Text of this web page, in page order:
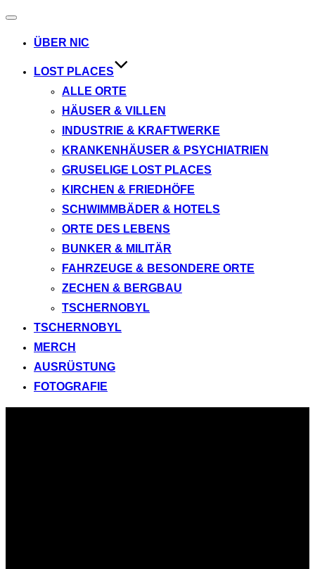
Navigation
ÜBER NIC
LOST PLACES
ALLE ORTE
HÄUSER & VILLEN
INDUSTRIE & KRAFTWERKE
KRANKENHÄUSER & PSYCHIATRIEN
GRUSELIGE LOST PLACES
KIRCHEN & FRIEDHÖFE
SCHWIMMBÄDER & HOTELS
ORTE DES LEBENS
BUNKER & MILITÄR
FAHRZEUGE & BESONDERE ORTE
ZECHEN & BERGBAU
TSCHERNOBYL
TSCHERNOBYL
MERCH
AUSRÜSTUNG
FOTOGRAFIE